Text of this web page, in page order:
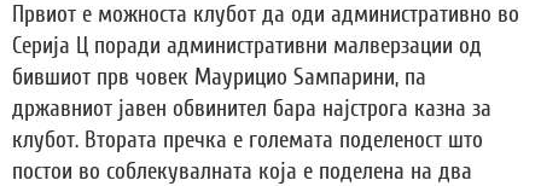
Првиот е можноста клубот да оди административно во
Серија Ц поради административни малверзации од
бившиот прв човек Маурицио Ѕампарини, па
државниот јавен обвинител бара најстрога казна за
клубот. Втората пречка е големата поделеност што
постои во соблекувалната која е поделена на два